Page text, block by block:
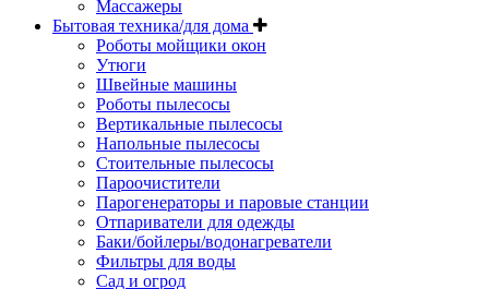
Массажеры
Бытовая техника/для дома
Роботы мойщики окон
Утюги
Швейные машины
Роботы пылесосы
Вертикальные пылесосы
Напольные пылесосы
Стоительные пылесосы
Пароочистители
Парогенераторы и паровые станции
Отпариватели для одежды
Баки/бойлеры/водонагреватели
Фильтры для воды
Сад и огрод